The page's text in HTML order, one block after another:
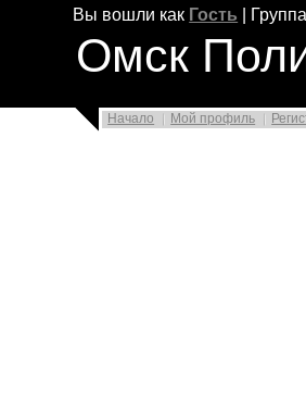
Вы вошли как Гость Группа
Омск
Начало Мой профиль